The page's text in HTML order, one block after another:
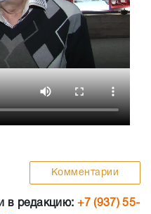
Комментарии
в редакцию: +7 (937) 55-